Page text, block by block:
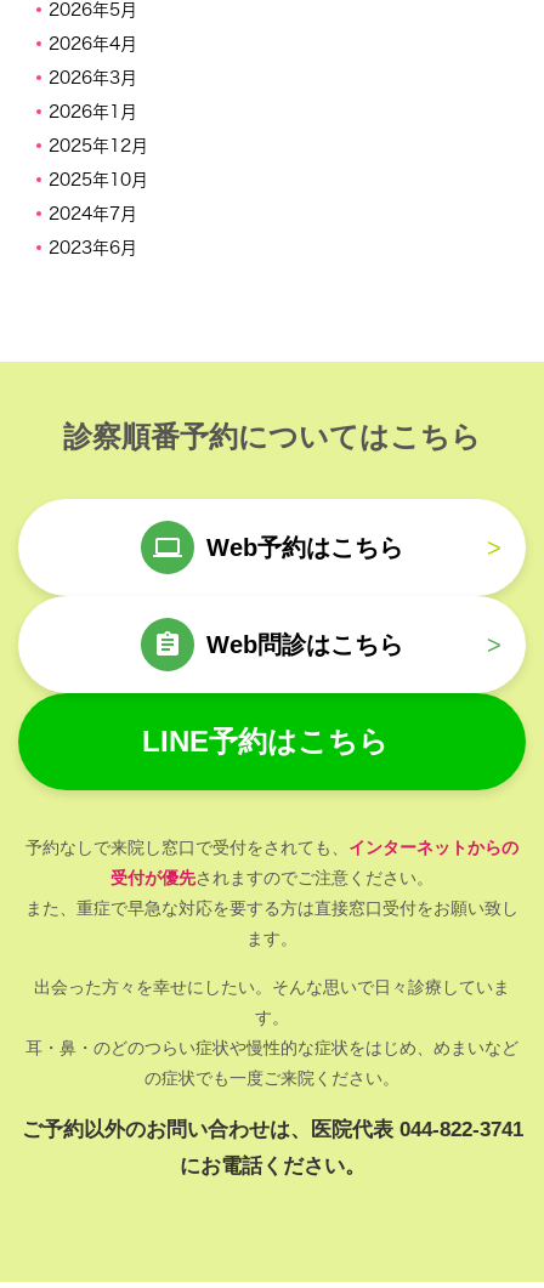
2026年5月
2026年4月
2026年3月
2026年1月
2025年12月
2025年10月
2024年7月
2023年6月
診察順番予約についてはこちら
Web予約はこちら >
Web問診はこちら >
LINE予約はこちら
予約なしで来院し窓口で受付をされても、 インターネットからの
受付が優先されますのでご注意ください。
また、重症で早急な対応を要する方は直接窓口受付をお願い致し
ます。
出会った方々を幸せにしたい。そんな思いで日々診療していま
す。
耳・鼻・のどのつらい症状や慢性的な症状をはじめ、めまいなど
の症状でも一度ご来院ください。
ご予約以外のお問い合わせは、医院代表 044-822-3741
にお電話ください。